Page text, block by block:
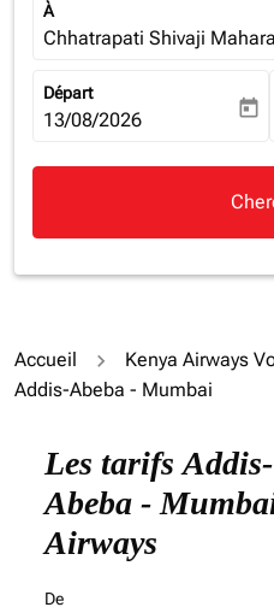
À
Chhatrapati Shivaji
Départ
fc-booking-departure-
13/08/2026 today
Accueil Kenya Airways
Addis-Abeba - Mumbai
Les tarifs Addis-
Abeba -
Airways
De